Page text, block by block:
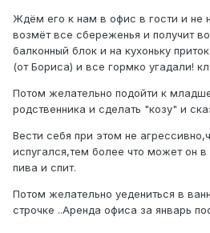
Ждём его к нам в офис в гости и не
возмёт все сбереженья и получит
балконный блок и на кухоньку
(от Бориса) и все гормко угадали!
Потом желательно подойти к
родственника и сделать "козу" и
Вести себя при этом не
испугался,тем более что может он
пива и спит.
Потом желательно уедениться в
строчке ..Аренда офиса за январь